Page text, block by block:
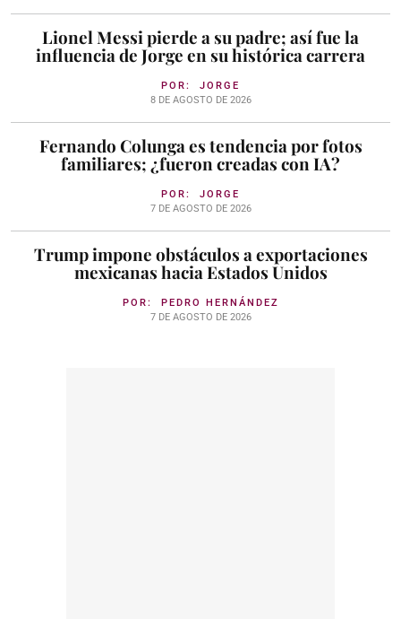
Lionel Messi pierde a su padre; así fue la
influencia de Jorge en su histórica carrera
POR: JORGE
8 DE AGOSTO DE 2026
Fernando Colunga es tendencia por fotos
familiares; ¿fueron creadas con IA?
POR: JORGE
7 DE AGOSTO DE 2026
Trump impone obstáculos a exportaciones
mexicanas hacia Estados Unidos
POR: PEDRO HERNÁNDEZ
7 DE AGOSTO DE 2026